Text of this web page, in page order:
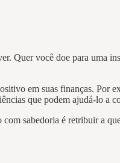
Quer você doe para uma
em suas finanças.
que podem ajudá-lo a
sabedoria é retribuir a